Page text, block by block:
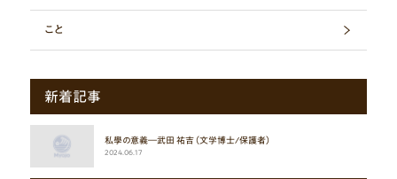
こと
新着記事
私學の意義―武田 祐吉（文学博士/保護者）
2024.06.17